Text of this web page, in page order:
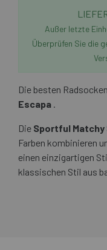
Außer letzte
Überprüfen Sie die
Die besten
Escapa .
Die Sportful Matchy
Farben kombinieren
einen einzigartigen
klassischen Stil aus